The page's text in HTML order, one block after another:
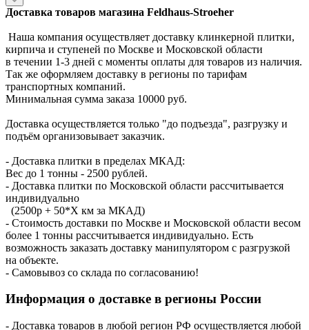
Доставка товаров магазина Feldhaus-Stroeher
Наша компания осуществляет доставку клинкерной плитки,
кирпича и ступеней по Москве и Московской области
в течении 1-3 дней с моменты оплаты для товаров из наличия.
Так же оформляем доставку в регионы по тарифам
транспортных компаний.
Минимальная сумма заказа 10000 руб.
Доставка осуществляется только "до подъезда", разгрузку и
подъём организовывает заказчик.
- Доставка плитки в пределах МКАД:
Вес до 1 тонны - 2500 рублей.
- Доставка плитки по Московской области рассчитывается
индивидуально
(2500р + 50*X км за МКАД)
- Стоимость доставки по Москве и Московской области весом
более 1 тонны рассчитывается индивидуально. Есть
возможность заказать доставку манипулятором с разгрузкой
на объекте.
- Самовывоз со склада по согласованию!
Информация о доставке в регионы России
- Доставка товаров в любой регион РФ осуществляется любой